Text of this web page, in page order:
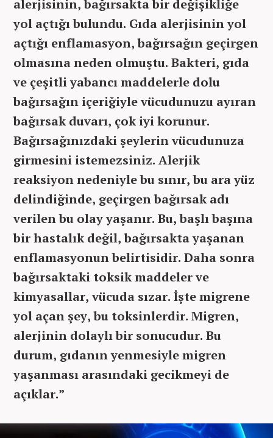
alerjisinin, bağırsakta bir değişikliğe
yol açtığı bulundu. Gıda alerjisinin yol
açtığı enflamasyon, bağırsağın geçirgen
olmasına neden olmuştu. Bakteri, gıda
ve çeşitli yabancı maddelerle dolu
bağırsağın içeriğiyle vücudunuzu ayıran
bağırsak duvarı, çok iyi korunur.
Bağırsağınızdaki şeylerin vücudunuza
girmesini istemezsiniz. Alerjik
reaksiyon nedeniyle bu sınır, bu ara yüz
delindiğinde, geçirgen bağırsak adı
verilen bu olay yaşanır. Bu, başlı başına
bir hastalık değil, bağırsakta yaşanan
enflamasyonun belirtisidir. Daha sonra
bağırsaktaki toksik maddeler ve
kimyasallar, vücuda sızar. İşte migrene
yol açan şey, bu toksinlerdir. Migren,
alerjinin dolaylı bir sonucudur. Bu
durum, gıdanın yenmesiyle migren
yaşanması arasındaki gecikmeyi de
açıklar.”